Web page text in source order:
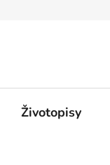
Životopisy